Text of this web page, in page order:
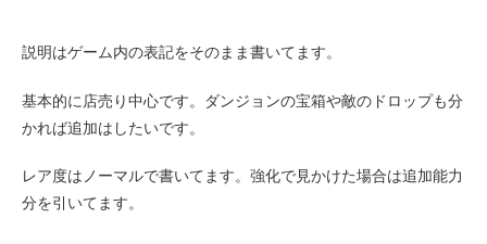
説明はゲーム内の表記をそのまま書いてます。
基本的に店売り中心です。ダンジョンの宝箱や敵のドロップも分
かれば追加はしたいです。
レア度はノーマルで書いてます。強化で見かけた場合は追加能力
分を引いてます。